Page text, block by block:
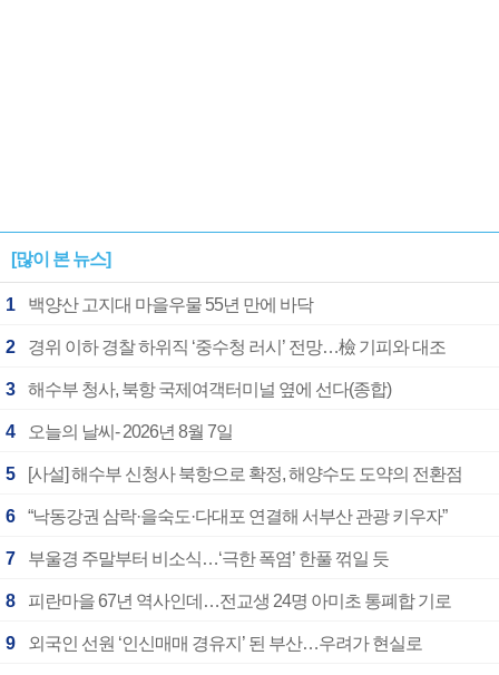
[많이 본 뉴스]
1 백양산 고지대 마을우물 55년 만에 바닥
2 경위 이하 경찰 하위직 ‘중수청 러시’ 전망…檢 기피와 대조
3 해수부 청사, 북항 국제여객터미널 옆에 선다(종합)
4 오늘의 날씨- 2026년 8월 7일
5 [사설] 해수부 신청사 북항으로 확정, 해양수도 도약의 전환점
6 “낙동강권 삼락·을숙도·다대포 연결해 서부산 관광 키우자”
7 부울경 주말부터 비소식…‘극한 폭염’ 한풀 꺾일 듯
8 피란마을 67년 역사인데…전교생 24명 아미초 통폐합 기로
9 외국인 선원 ‘인신매매 경유지’ 된 부산…우려가 현실로